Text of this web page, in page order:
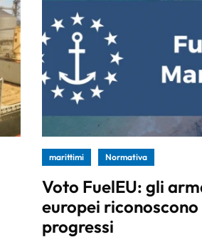
marittimi Normativa
Voto FuelEU: gli
europei riconoscono
progressi